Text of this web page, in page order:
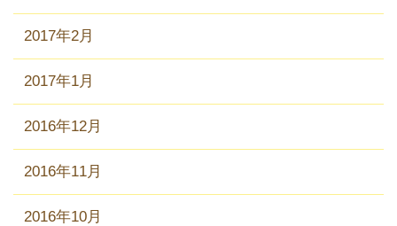
2017年2月
2017年1月
2016年12月
2016年11月
2016年10月